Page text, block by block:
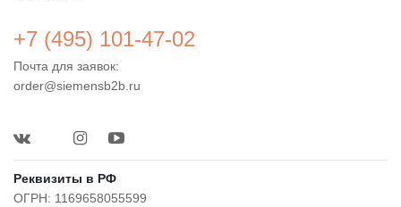
+7 (495) 101-47-02
Почта для заявок:
order@siemensb2b.ru
Реквизиты в РФ
ОГРН: 1169658055599